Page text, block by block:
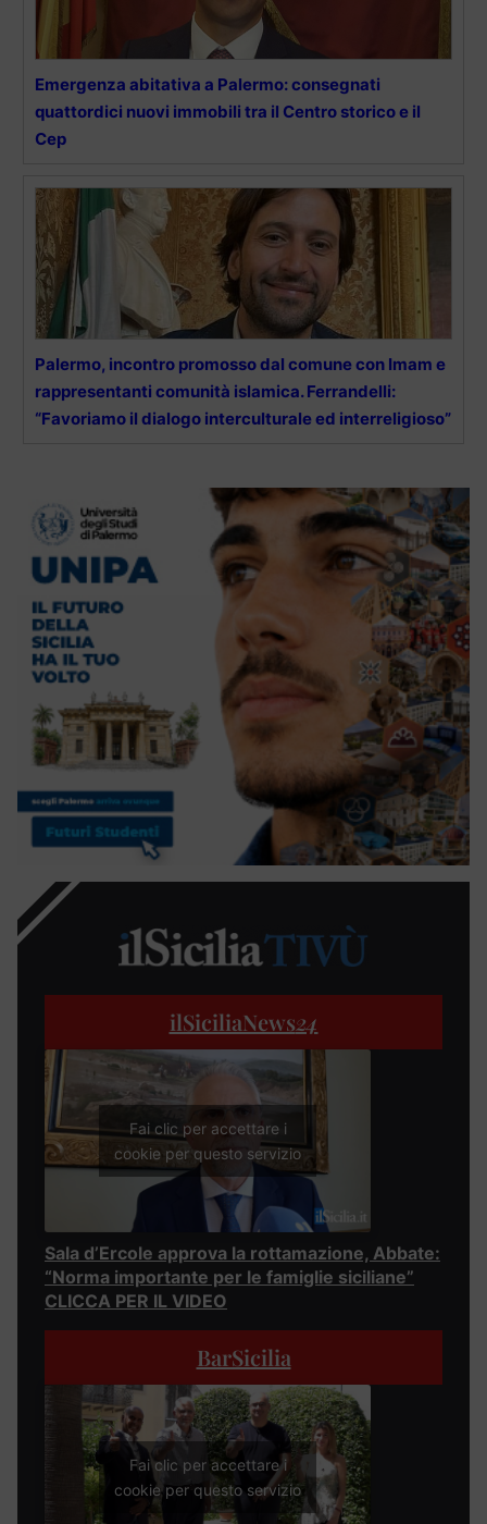
Emergenza abitativa a Palermo: consegnati
quattordici nuovi immobili tra il Centro storico e il
Cep
Palermo, incontro promosso dal comune con Imam e
rappresentanti comunità islamica. Ferrandelli:
“Favoriamo il dialogo interculturale ed interreligioso”
ilSiciliaNews24
Fai clic per accettare i
cookie per questo servizio
Sala d’Ercole approva la rottamazione, Abbate:
“Norma importante per le famiglie siciliane”
CLICCA PER IL VIDEO
BarSicilia
Fai clic per accettare i
cookie per questo servizio